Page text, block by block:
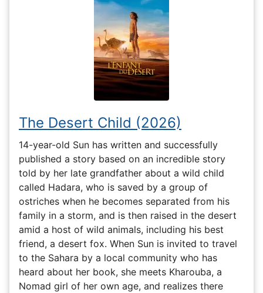
The Desert Child (2026)
14-year-old Sun has written and successfully
published a story based on an incredible story
told by her late grandfather about a wild child
called Hadara, who is saved by a group of
ostriches when he becomes separated from his
family in a storm, and is then raised in the desert
amid a host of wild animals, including his best
friend, a desert fox. When Sun is invited to travel
to the Sahara by a local community who has
heard about her book, she meets Kharouba, a
Nomad girl of her own age, and realizes there